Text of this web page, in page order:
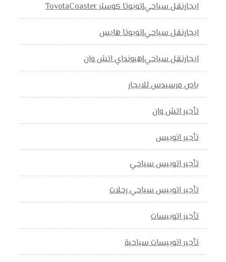
ايجارنقل سياحي|تويوتا كوستر ToyotaCoaster
ايجارنقل سياحي|تويوتا هايس
ايجارنقل سياحي|هيونداي اتش وان
باص مرسيدس للايجار
تأجير اتش وان
تأجير اتوبيس
تأجير اتوبيس سياحي
تأجير اتوبيس سياحي رحلات
تأجير اتوبيسات
تأجير اتوبيسات سياحية